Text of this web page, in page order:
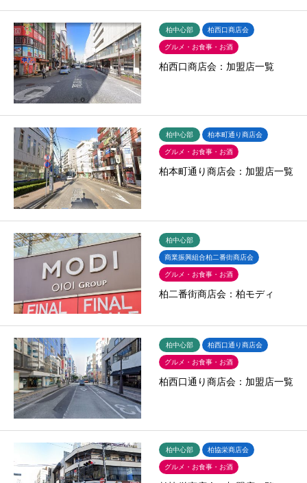
柏中心部 柏西口商店会
グルメ・お食事・お酒
柏西口商店会：加盟店一覧
柏中心部 柏本町通り商店会
グルメ・お食事・お酒
柏本町通り商店会：加盟店一覧
柏中心部
商業振興組合柏二番街商店会
グルメ・お食事・お酒
柏二番街商店会：柏モディ
柏中心部 柏西口通り商店会
グルメ・お食事・お酒
柏西口通り商店会：加盟店一覧
柏中心部 柏協栄商店会
グルメ・お食事・お酒